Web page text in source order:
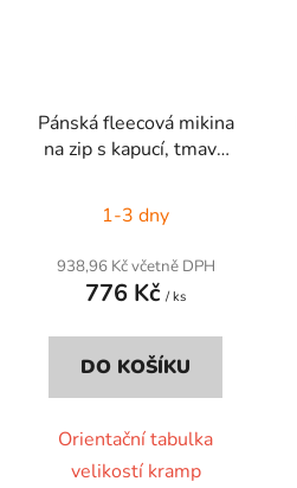
Pánská fleecová mikina
na zip s kapucí, tmavě
1-3 dny
938,96 Kč včetně DPH
776 Kč / ks
DO KOŠÍKU
Orientační tabulka
velikostí kramp